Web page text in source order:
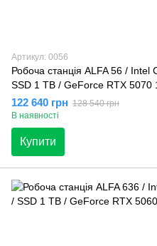
Артикул: 0056
Робоча станція ALFA 56 /
SSD 1 TB / GeForce RTX 5070
122 640 грн 128 540 грн
В наявності
Купити